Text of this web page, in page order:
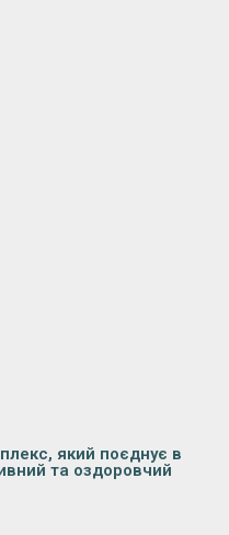
який поєднує в
та оздоровчий